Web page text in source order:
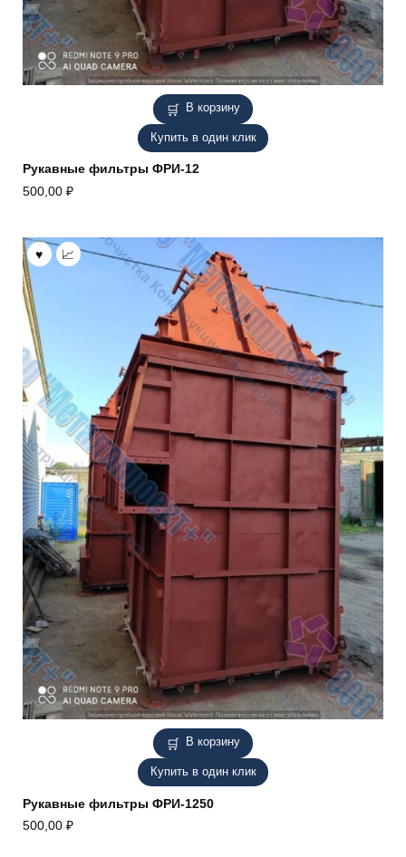
В корзину
Купить в один клик
Рукавные фильтры ФРИ-12
500,00 ₽
В корзину
Купить в один клик
Рукавные фильтры ФРИ-1250
500,00 ₽